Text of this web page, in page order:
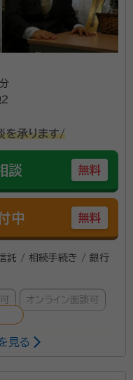
を承ります/
談 無料
中 無料
託 / 相続手続き / 銀行
オンライン面談可
します。 相続や
見る